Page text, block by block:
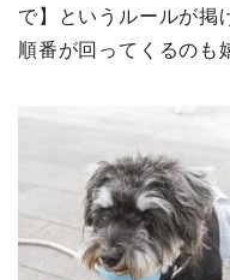
で】というルールが掲
順番が回ってくるのも